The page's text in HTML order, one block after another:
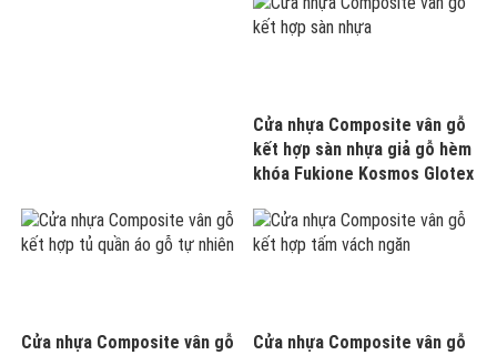
Cửa nhựa Composite vân gỗ
kết hợp sàn nhựa giả gỗ hèm
khóa Fukione Kosmos Glotex
Cửa nhựa Composite vân gỗ
Cửa nhựa Composite vân gỗ